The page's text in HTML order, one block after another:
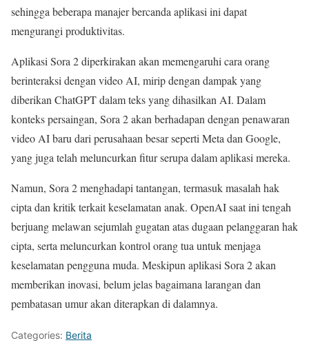
sehingga beberapa manajer bercanda aplikasi ini dapat
mengurangi produktivitas.
Aplikasi Sora 2 diperkirakan akan memengaruhi cara orang
berinteraksi dengan video AI, mirip dengan dampak yang
diberikan ChatGPT dalam teks yang dihasilkan AI. Dalam
konteks persaingan, Sora 2 akan berhadapan dengan penawaran
video AI baru dari perusahaan besar seperti Meta dan Google,
yang juga telah meluncurkan fitur serupa dalam aplikasi mereka.
Namun, Sora 2 menghadapi tantangan, termasuk masalah hak
cipta dan kritik terkait keselamatan anak. OpenAI saat ini tengah
berjuang melawan sejumlah gugatan atas dugaan pelanggaran hak
cipta, serta meluncurkan kontrol orang tua untuk menjaga
keselamatan pengguna muda. Meskipun aplikasi Sora 2 akan
memberikan inovasi, belum jelas bagaimana larangan dan
pembatasan umur akan diterapkan di dalamnya.
Categories: Berita